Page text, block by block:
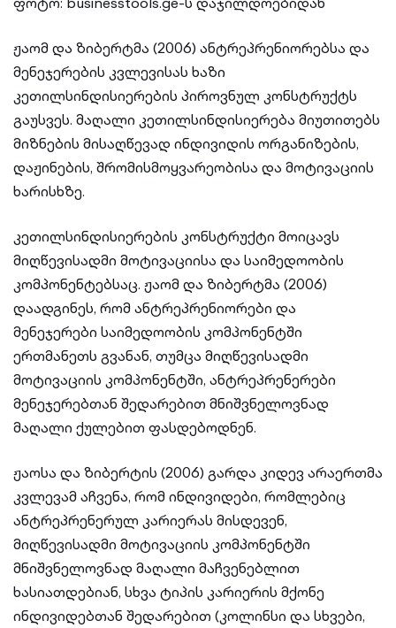
ჟაომ და ზიბერტმა (2006) ანტრეპრენიორებსა და
მენეჯერების კვლევისას ხაზი
კეთილსინდისიერების პიროვნულ კონსტრუქტს
გაუსვეს. მაღალი კეთილსინდისიერება მიუთითებს
მიზნების მისაღწევად ინდივიდის ორგანიზების,
დაჟინების, შრომისმოყვარეობისა და მოტივაციის
ხარისხზე.
კეთილსინდისიერების კონსტრუქტი მოიცავს
მიღწევისადმი მოტივაციისა და საიმედოობის
კომპონენტებსაც. ჟაომ და ზიბერტმა (2006)
დაადგინეს, რომ ანტრეპრენიორები და
მენეჯერები საიმედოობის კომპონენტში
ერთმანეთს გვანან, თუმცა მიღწევისადმი
მოტივაციის კომპონენტში, ანტრეპრენერები
მენეჯერებთან შედარებით მნიშვნელოვნად
მაღალი ქულებით ფასდებოდნენ.
ჟაოსა და ზიბერტის (2006) გარდა კიდევ არაერთმა
კვლევამ აჩვენა, რომ ინდივიდები, რომლებიც
ანტრეპრენერულ კარიერას მისდევენ,
მიღწევისადმი მოტივაციის კომპონენტში
მნიშვნელოვნად მაღალი მაჩვენებლით
ხასიათდებიან, სხვა ტიპის კარიერის მქონე
ინდივიდებთან შედარებით (კოლინსი და სხვები,